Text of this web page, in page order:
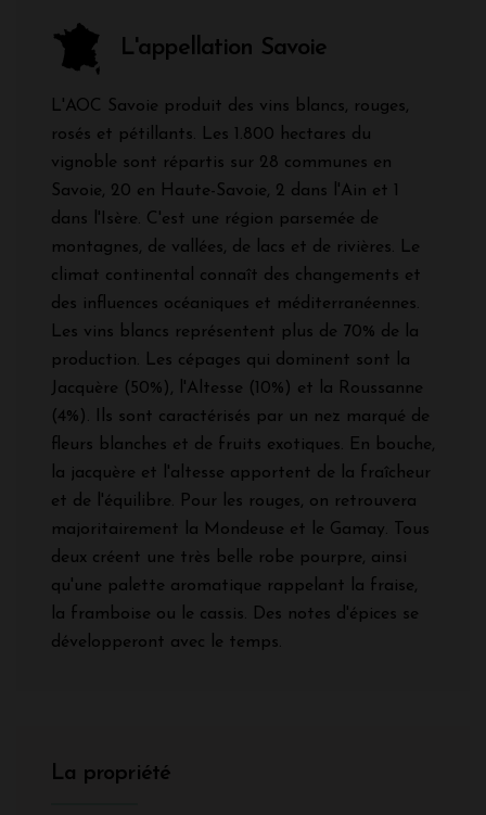
L'appellation Savoie
L'AOC Savoie produit des vins blancs, rouges,
rosés et pétillants. Les 1.800 hectares du
vignoble sont répartis sur 28 communes en
Savoie, 20 en Haute-Savoie, 2 dans l'Ain et 1
dans l'Isère. C'est une région parsemée de
montagnes, de vallées, de lacs et de rivières. Le
climat continental connaît des changements et
des influences océaniques et méditerranéennes.
Les vins blancs représentent plus de 70% de la
production. Les cépages qui dominent sont la
Jacquère (50%), l'Altesse (10%) et la Roussanne
(4%). Ils sont caractérisés par un nez marqué de
fleurs blanches et de fruits exotiques. En bouche,
la jacquère et l'altesse apportent de la fraîcheur
et de l'équilibre. Pour les rouges, on retrouvera
majoritairement la Mondeuse et le Gamay. Tous
deux créent une très belle robe pourpre, ainsi
qu'une palette aromatique rappelant la fraise,
la framboise ou le cassis. Des notes d'épices se
développeront avec le temps.
La propriété